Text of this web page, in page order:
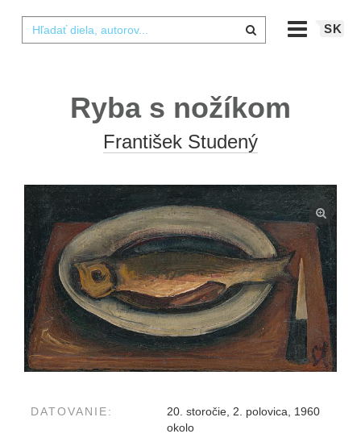
SK
Ryba s nožíkom
František Studený
DATOVANIE:
20. storočie, 2. polovica, 1960
okolo